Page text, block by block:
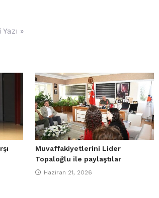
»
Muvaffakiyetlerini Lider
Topaloğlu ile paylaştılar
Haziran 21, 2026